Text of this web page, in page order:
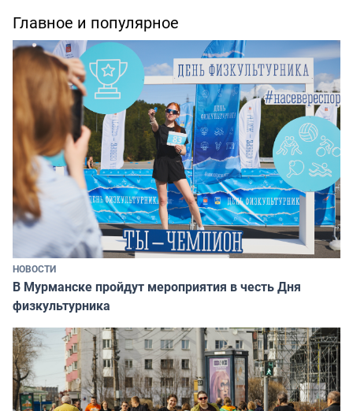
Главное и популярное
НОВОСТИ
В Мурманске пройдут мероприятия в честь Дня
физкультурника